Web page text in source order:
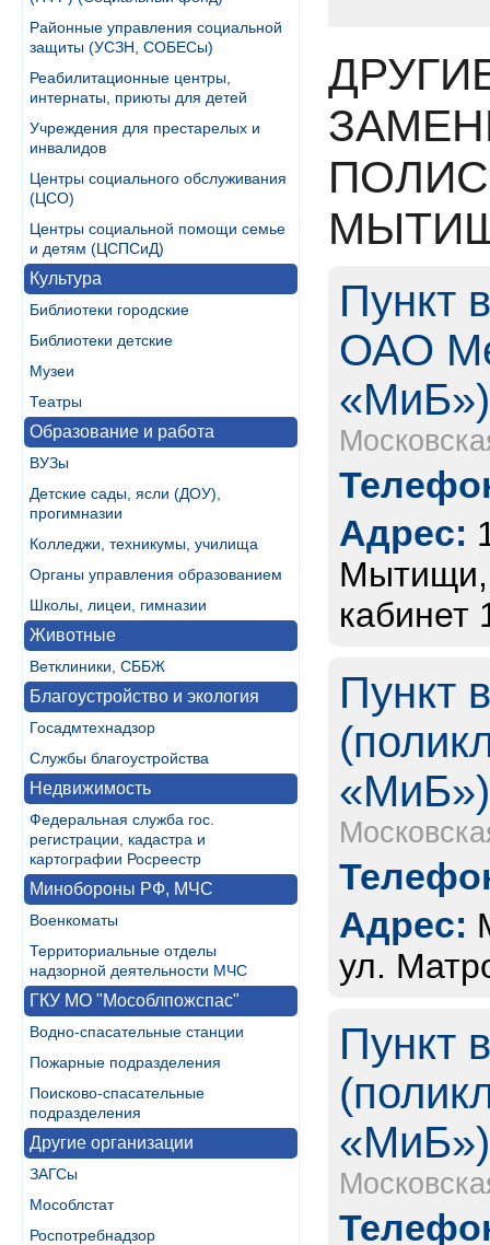
Районные управления социальной
защиты (УСЗН, СОБЕСы)
Реабилитационные центры,
интернаты, приюты для детей
Учреждения для престарелых и
инвалидов
Центры социального обслуживания
(ЦСО)
Центры социальной помощи семье
и детям (ЦСПСиД)
Культура
Библиотеки городские
Библиотеки детские
Музеи
Театры
Образование и работа
ВУЗы
Детские сады, ясли (ДОУ),
прогимназии
Колледжи, техникумы, училища
Органы управления образованием
Школы, лицеи, гимназии
Животные
Ветклиники, СББЖ
Благоустройство и экология
Госадмтехнадзор
Службы благоустройства
Недвижимость
Федеральная служба гос.
регистрации, кадастра и
картографии Росреестр
Минобороны РФ, МЧС
Военкоматы
Территориальные отделы
надзорной деятельности МЧС
ГКУ МО "Мособлпожспас"
Водно-спасательные станции
Пожарные подразделения
Поисково-спасательные
подразделения
Другие организации
ЗАГСы
Мособлстат
Роспотребнадзор
Пункт
ОАО
Адрес:
Мытищи,
кабинет
Пункт
Адрес:
ул.
Пункт